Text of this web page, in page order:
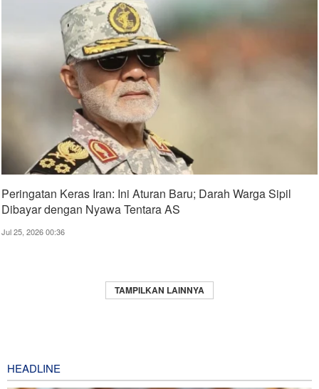
Peringatan Keras Iran: Ini Aturan Baru; Darah Warga Sipil
Dibayar dengan Nyawa Tentara AS
Jul 25, 2026 00:36
TAMPILKAN LAINNYA
HEADLINE